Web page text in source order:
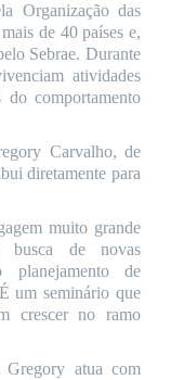
Organização das
de 40 países e,
Sebrae. Durante
atividades
do comportamento
Carvalho, de
diretamente para
muito grande
busca de novas
planejamento de
um seminário que
crescer no ramo
atua com